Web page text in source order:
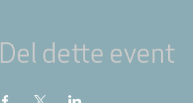
Del dette event